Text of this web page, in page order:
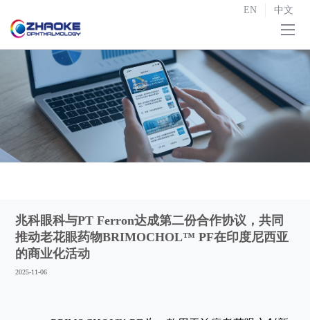
EN 中文
首页
关于我们 
研发与生产 
战略合作
联系我们
兆科眼科与PT Ferron达成第二份合作协议，共同
推动老花眼药物BRIMOCHOL™ PF在印度尼西亚
的商业化活动
2025-11-06